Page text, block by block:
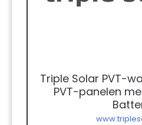
Triple Solar PVT-
PVT-panelen